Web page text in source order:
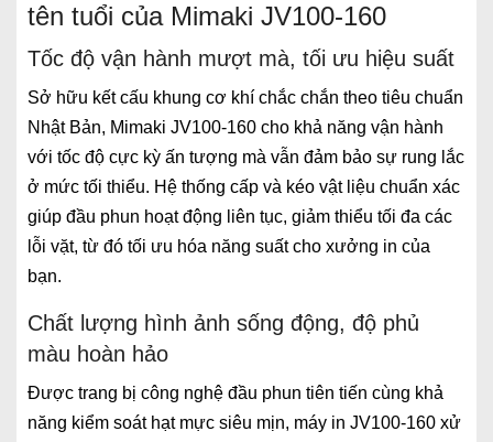
tên tuổi của Mimaki JV100-160
Tốc độ vận hành mượt mà, tối ưu hiệu suất
Sở hữu kết cấu khung cơ khí chắc chắn theo tiêu chuẩn
Nhật Bản, Mimaki JV100-160 cho khả năng vận hành
với tốc độ cực kỳ ấn tượng mà vẫn đảm bảo sự rung lắc
ở mức tối thiểu. Hệ thống cấp và kéo vật liệu chuẩn xác
giúp đầu phun hoạt động liên tục, giảm thiểu tối đa các
lỗi vặt, từ đó tối ưu hóa năng suất cho xưởng in của
bạn.
Chất lượng hình ảnh sống động, độ phủ
màu hoàn hảo
Được trang bị công nghệ đầu phun tiên tiến cùng khả
năng kiểm soát hạt mực siêu mịn, máy in JV100-160 xử